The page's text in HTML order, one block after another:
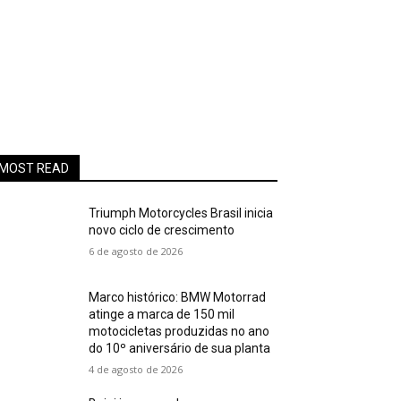
MOST READ
Triumph Motorcycles Brasil inicia
novo ciclo de crescimento
6 de agosto de 2026
Marco histórico: BMW Motorrad
atinge a marca de 150 mil
motocicletas produzidas no ano
do 10º aniversário de sua planta
4 de agosto de 2026